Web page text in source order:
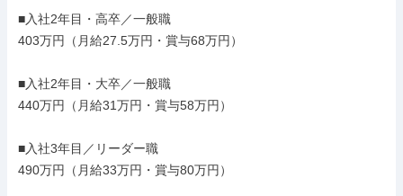
■入社2年目・高卒／一般職
403万円（月給27.5万円・賞与68万円）
■入社2年目・大卒／一般職
440万円（月給31万円・賞与58万円）
■入社3年目／リーダー職
490万円（月給33万円・賞与80万円）